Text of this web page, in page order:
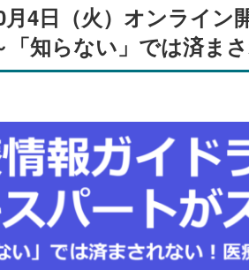
月4日（火）オンライ
「知らない」では済ま